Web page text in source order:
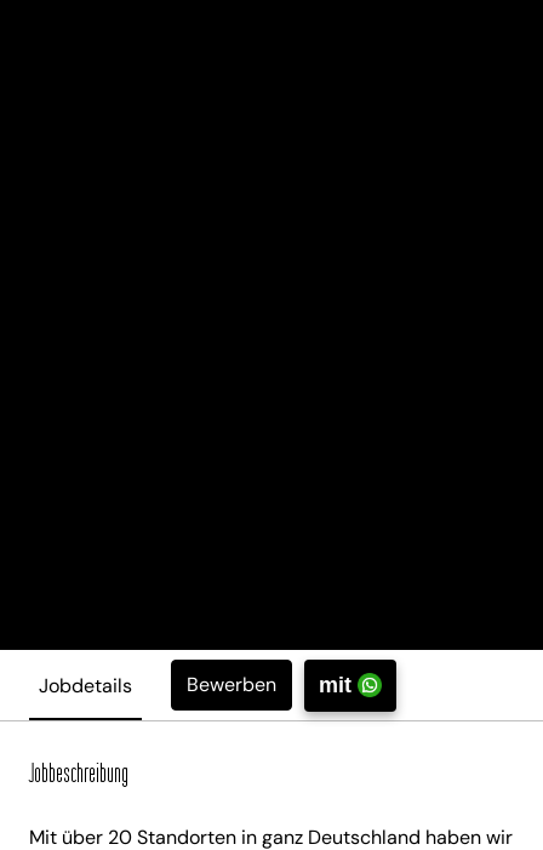
Jobdetails Bewerben mit
Jobbeschreibung
Mit über 20 Standorten in ganz Deutschland haben wir